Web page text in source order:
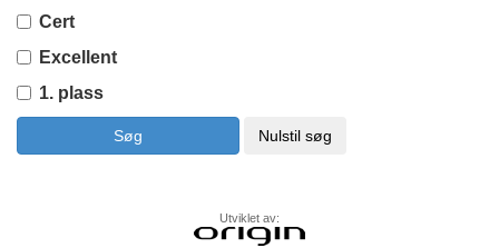
Cert
Excellent
1. plass
Utviklet av: